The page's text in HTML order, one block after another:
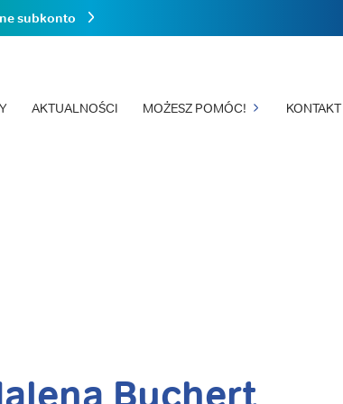
AKTUALNOŚCI MOŻESZ POMÓC! KONTAKT
subkonto
Buchert